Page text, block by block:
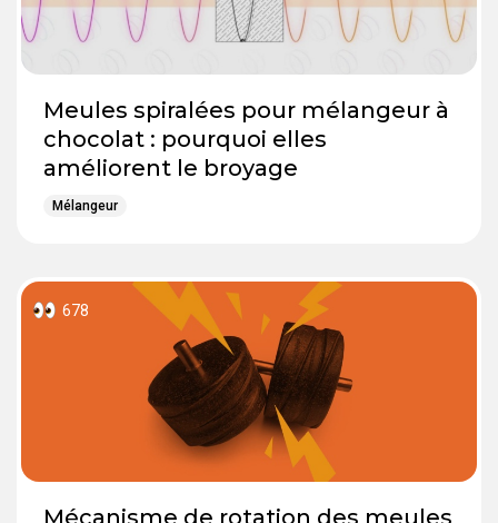
Meules spiralées pour mélangeur à
chocolat : pourquoi elles
améliorent le broyage
Mélangeur
678
Mécanisme de rotation des meules